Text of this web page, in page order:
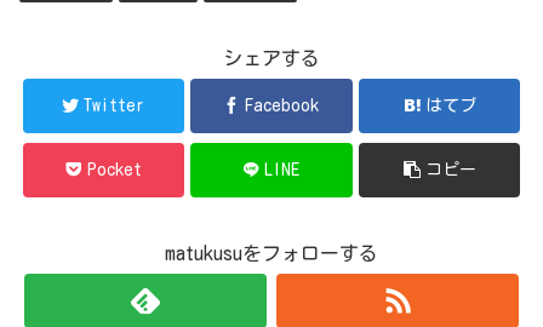
シェアする
Twitter Facebook はてブ
Pocket LINE コピー
matukusuをフォローする